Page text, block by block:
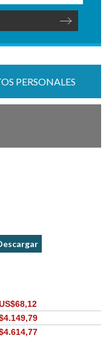
PERSONALES